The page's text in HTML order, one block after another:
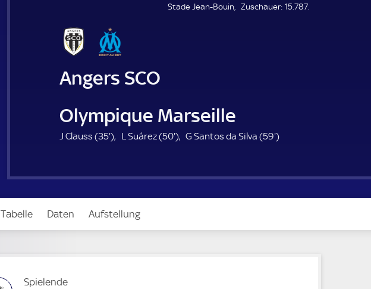
N
Stade Jean-Bouin
Zuschauer: Z
15.787.
Angers SCO
Olympique Marseille
J Clauss (35'3
m
n
u
) L Suárez (50'5
m
n
) G Santos da Silva (59'5
m
n
)
Tabelle Daten Aufstellung
Spielende